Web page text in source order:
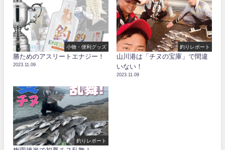
小物・便利グッズ
勝ためのアスリートエナジー！
2023.11.09
釣りレポート
山川港は「チヌの宝庫」で間違
いない！
2023.11.09
釣りレポート